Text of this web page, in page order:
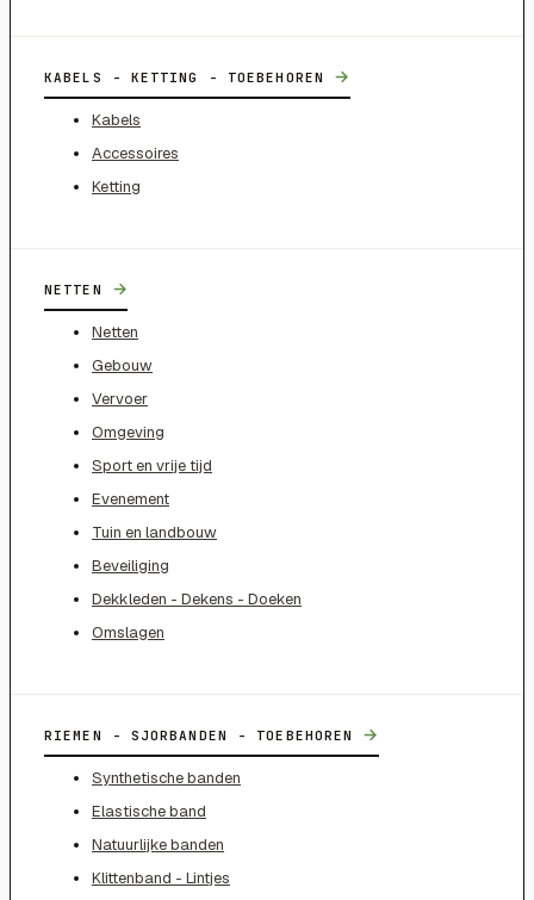
KABELS - KETTING - TOEBEHOREN →
Kabels
Accessoires
Ketting
NETTEN →
Netten
Gebouw
Vervoer
Omgeving
Sport en vrije tijd
Evenement
Tuin en landbouw
Beveiliging
Dekkleden - Dekens - Doeken
Omslagen
RIEMEN - SJORBANDEN - TOEBEHOREN →
Synthetische banden
Elastische band
Natuurlijke banden
Klittenband - Lintjes